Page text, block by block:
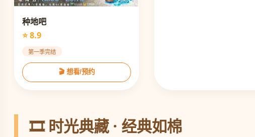
种地吧
⭐ 8.9
第一季完结
🎬 想看/预约
🎞️ 时光典藏 · 经典如棉